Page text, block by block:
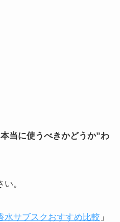
当に使うべきかどうか”わ
。
水サブスクおすすめ比較 」